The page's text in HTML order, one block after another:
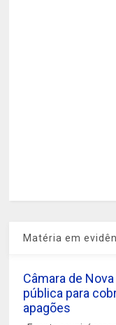
Matéria em
Câmara de
pública para
apagões